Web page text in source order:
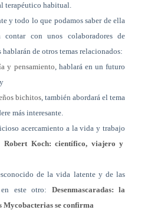
terapéutico habitual.
y todo lo que podamos saber de ella
con unos colaboradores de
de otros temas relacionados:
y pensamiento, hablará en un futuro
bichitos, también abordará el tema
más interesante.
acercamiento a la vida y trabajo
Robert Koch: científico, viajero y
de la vida latente y de las
en este otro: Desenmascaradas: la
Mycobacterias se confirma